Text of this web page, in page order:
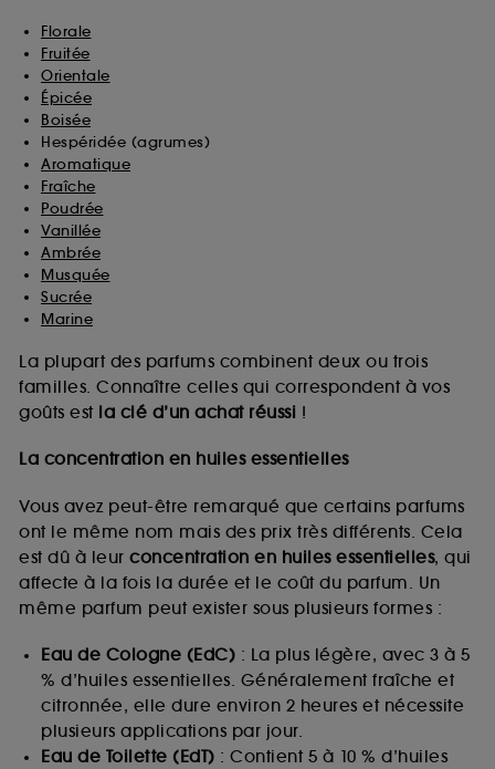
Florale
Fruitée
Orientale
Épicée
Boisée
Hespéridée (agrumes)
Aromatique
Fraîche
Poudrée
Vanillée
Ambrée
Musquée
Sucrée
Marine
La plupart des parfums combinent deux ou trois
familles. Connaître celles qui correspondent à vos
goûts est la clé d’un achat réussi !
La concentration en huiles essentielles
Vous avez peut-être remarqué que certains parfums
ont le même nom mais des prix très différents. Cela
est dû à leur concentration en huiles essentielles, qui
affecte à la fois la durée et le coût du parfum. Un
même parfum peut exister sous plusieurs formes :
Eau de Cologne (EdC) : La plus légère, avec 3 à 5
% d’huiles essentielles. Généralement fraîche et
citronnée, elle dure environ 2 heures et nécessite
plusieurs applications par jour.
Eau de Toilette (EdT) : Contient 5 à 10 % d’huiles